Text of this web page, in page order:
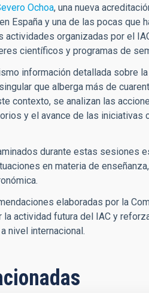
Ochoa, una nueva
España y una de las pocas que
actividades organizadas por el
científicos y programas de
información detallada sobre
que alberga más de
contexto, se analizan las
y el avance de las
durante estas sesiones
en materia de
elaboradas por la
la actividad futura del IAC y
nivel internacional.